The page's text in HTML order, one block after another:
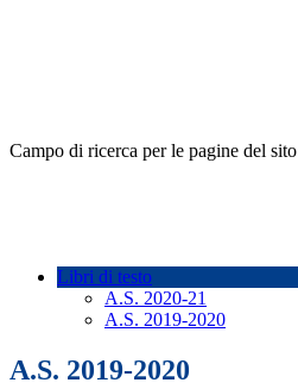
Campo di ricerca per le pagine del sito
Libri di testo
A.S. 2020-21
A.S. 2019-2020
A.S. 2019-2020